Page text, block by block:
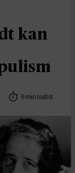
kan
6 min lästid